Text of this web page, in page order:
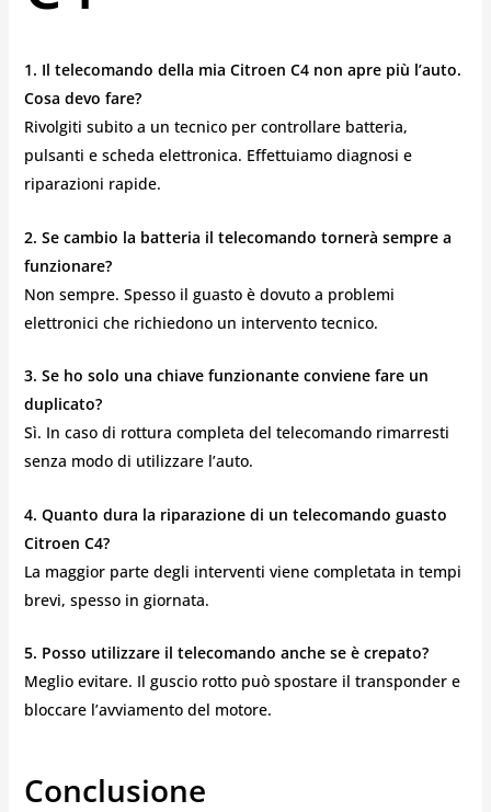
1. Il telecomando della mia Citroen C4 non apre più l’auto.
Cosa devo fare?
Rivolgiti subito a un tecnico per controllare batteria,
pulsanti e scheda elettronica. Effettuiamo diagnosi e
riparazioni rapide.
2. Se cambio la batteria il telecomando tornerà sempre a
funzionare?
Non sempre. Spesso il guasto è dovuto a problemi
elettronici che richiedono un intervento tecnico.
3. Se ho solo una chiave funzionante conviene fare un
duplicato?
Sì. In caso di rottura completa del telecomando rimarresti
senza modo di utilizzare l’auto.
4. Quanto dura la riparazione di un telecomando guasto
Citroen C4?
La maggior parte degli interventi viene completata in tempi
brevi, spesso in giornata.
5. Posso utilizzare il telecomando anche se è crepato?
Meglio evitare. Il guscio rotto può spostare il transponder e
bloccare l’avviamento del motore.
Conclusione